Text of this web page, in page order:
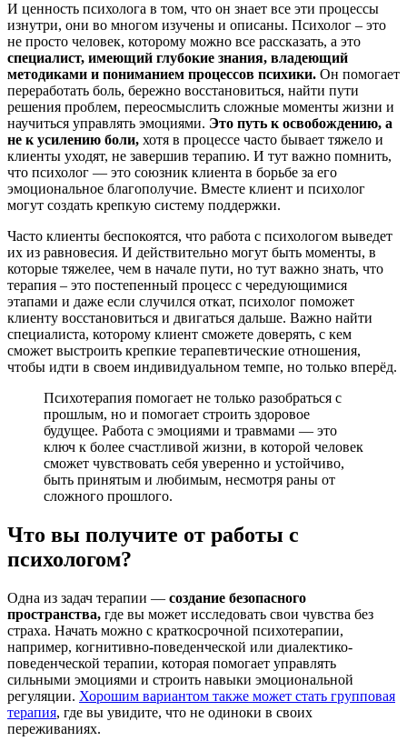
И ценность психолога в том, что он знает все эти процессы
изнутри, они во многом изучены и описаны. Психолог – это
не просто человек, которому можно все рассказать, а это
специалист, имеющий глубокие знания, владеющий
методиками и пониманием процессов психики. Он помогает
переработать боль, бережно восстановиться, найти пути
решения проблем, переосмыслить сложные моменты жизни и
научиться управлять эмоциями. Это путь к освобождению, а
не к усилению боли, хотя в процессе часто бывает тяжело и
клиенты уходят, не завершив терапию. И тут важно помнить,
что психолог — это союзник клиента в борьбе за его
эмоциональное благополучие. Вместе клиент и психолог
могут создать крепкую систему поддержки.
Часто клиенты беспокоятся, что работа с психологом выведет
их из равновесия. И действительно могут быть моменты, в
которые тяжелее, чем в начале пути, но тут важно знать, что
терапия – это постепенный процесс с чередующимися
этапами и даже если случился откат, психолог поможет
клиенту восстановиться и двигаться дальше. Важно найти
специалиста, которому клиент сможете доверять, с кем
сможет выстроить крепкие терапевтические отношения,
чтобы идти в своем индивидуальном темпе, но только вперёд.
Психотерапия помогает не только разобраться с
прошлым, но и помогает строить здоровое
будущее. Работа с эмоциями и травмами — это
ключ к более счастливой жизни, в которой человек
сможет чувствовать себя уверенно и устойчиво,
быть принятым и любимым, несмотря раны от
сложного прошлого.
Что вы получите от работы с
психологом?
Одна из задач терапии — создание безопасного
пространства, где вы может исследовать свои чувства без
страха. Начать можно с краткосрочной психотерапии,
например, когнитивно-поведенческой или диалектико-
поведенческой терапии, которая помогает управлять
сильными эмоциями и строить навыки эмоциональной
регуляции. Хорошим вариантом также может стать групповая
терапия, где вы увидите, что не одиноки в своих
переживаниях.